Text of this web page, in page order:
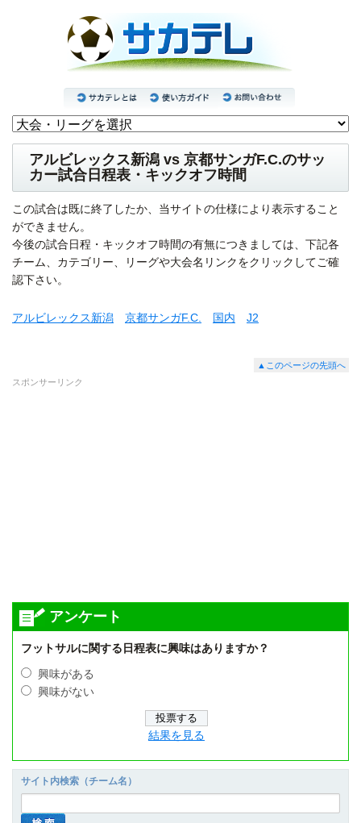
アルビレックス新潟 vs 京都サンガF.C.のサッ
カー試合日程表・キックオフ時間
この試合は既に終了したか、当サイトの仕様により表示すること
ができません。
今後の試合日程・キックオフ時間の有無につきましては、下記各
チーム、カテゴリー、リーグや大会名リンクをクリックしてご確
認下さい。
アルビレックス新潟 京都サンガF.C. 国内 J2
▲このページの先頭へ
スポンサーリンク
アンケート
フットサルに関する日程表に興味はありますか？
興味がある
興味がない
結果を見る
サイト内検索（チーム名）